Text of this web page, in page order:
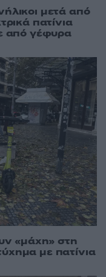
μετά από
πατίνια
από γέφυρα
«μάχη» στη
με πατίνια